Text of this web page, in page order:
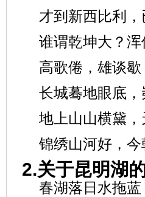
才到新西比利
谁谓乾坤大？浑
高歌倦，雄谈歇
长城蓦地眼底，
地上山山横黛
锦绣山河好，今
2.关于昆明湖
春湖落日水拖